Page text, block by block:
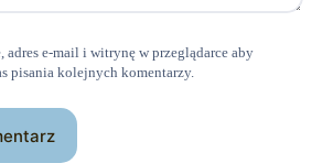
adres e-mail i witrynę w przeglądarce aby
pisania kolejnych komentarzy.